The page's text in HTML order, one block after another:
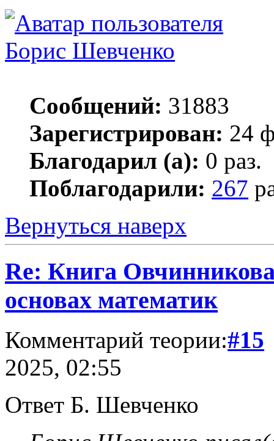
Борис Шевченко
Сообщений: 31883
Зарегистрирован: 24
Благодарил (а): 0 раз.
Поблагодарили: 267
Вернуться наверх
Re: Книга
основах математик
Комментарий теории:#15
2025, 02:55
Ответ Б. Шевченко